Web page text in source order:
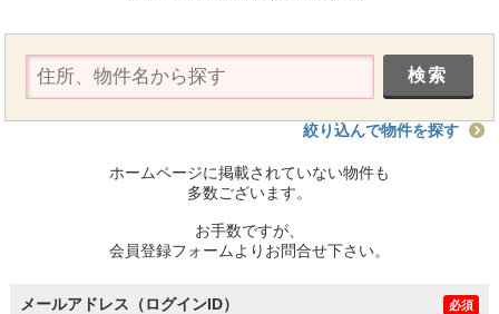
絞り込んで物件を探す
ホームページに掲載されていない物件も
多数ございます。
お手数ですが、
会員登録フォームよりお問合せ下さい。
メールアドレス（ログインID） 必須